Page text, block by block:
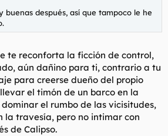
buenas después, así que tampoco le he
te reconforta la ficción de control,
aún dañino para ti, contrario a tu
para creerse dueño del propio
el timón de un barco en la
el rumbo de las vicisitudes,
la travesía, pero no intimar con
de Calipso.